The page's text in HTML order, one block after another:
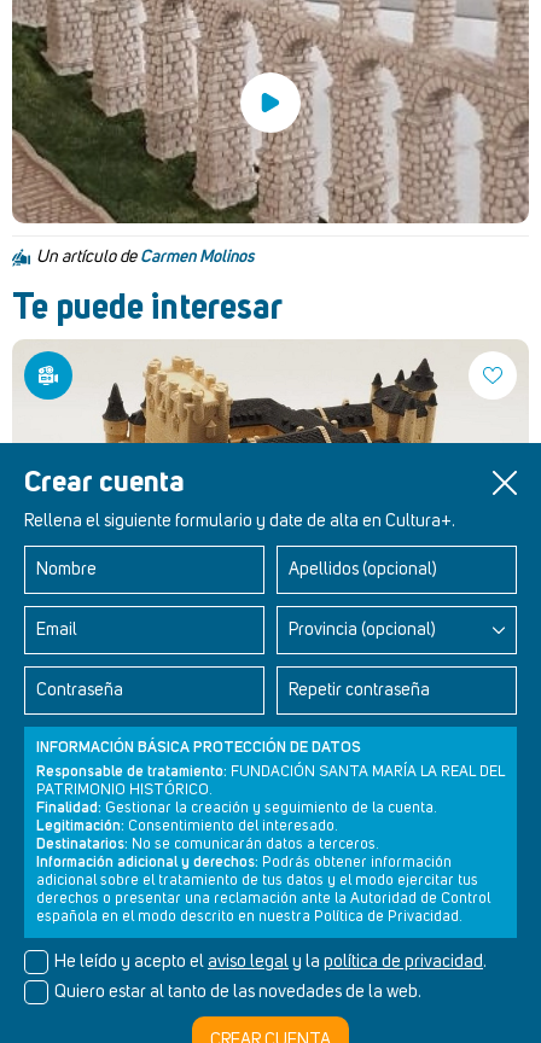
Crear cuenta
Rellena el siguiente formulario y date de alta en Cultura+.
Nombre Apellidos (opcional)
Email Provincia (opcional)
Contraseña Repetir contraseña
INFORMACIÓN BÁSICA PROTECCIÓN DE DATOS
Responsable de tratamiento: FUNDACIÓN SANTA MARÍA LA REAL DEL
PATRIMONIO HISTÓRICO.
Finalidad: Gestionar la creación y seguimiento de la cuenta.
Legitimación: Consentimiento del interesado.
Destinatarios: No se comunicarán datos a terceros.
Información adicional y derechos: Podrás obtener información
adicional sobre el tratamiento de tus datos y el modo ejercitar tus
derechos o presentar una reclamación ante la Autoridad de Control
española en el modo descrito en nuestra Política de Privacidad.
He leído y acepto el aviso legal y la política de privacidad.
Quiero estar al tanto de las novedades de la web.
Un artículo de Carmen Molinos
Te puede interesar
Curiosidades históricas 13 - Alcázar de Segovia
Newsletter Aviso legal Política de privacidad Política de cookies
© Cultura+ 2026. Todos los derechos reservados